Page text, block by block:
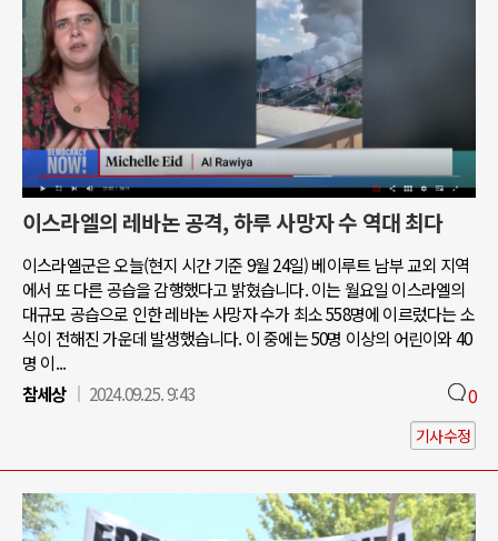
이스라엘의 레바논 공격, 하루 사망자 수 역대 최다
이스라엘군은 오늘(현지 시간 기준 9월 24일) 베이루트 남부 교외 지역
에서 또 다른 공습을 감행했다고 밝혔습니다. 이는 월요일 이스라엘의
대규모 공습으로 인한 레바논 사망자 수가 최소 558명에 이르렀다는 소
식이 전해진 가운데 발생했습니다. 이 중에는 50명 이상의 어린이와 40
명 이...
참세상
2024.09.25. 9:43 0
기사수정